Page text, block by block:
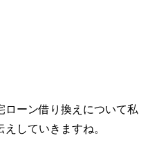
ローン借り換えについて私
していきますね。